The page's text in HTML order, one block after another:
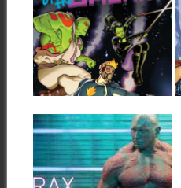
¡COMIENZA UNA
NUEVA ERA PARA
GUARDIANS OF
THE GALAXY!
Marvel ha anunciado un
nuevo comienzo en la serie
Guardians of...
15.07.14
GUARDIANES DE
LA GALAXIA:
CONOCE A DRAX